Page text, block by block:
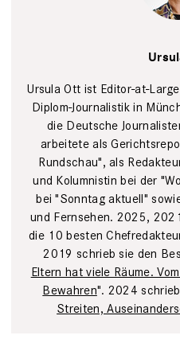
Ursula Ott ist Editor-at-
Diplom-Journalistik in
die Deutsche
arbeitete als
Rundschau", als
und Kolumnistin bei der
bei "Sonntag aktuell"
und Fernsehen. 2025,
die 10 besten
2019 schrieb sie den
Eltern hat viele Räume.
Bewahren". 2024
Streiten,